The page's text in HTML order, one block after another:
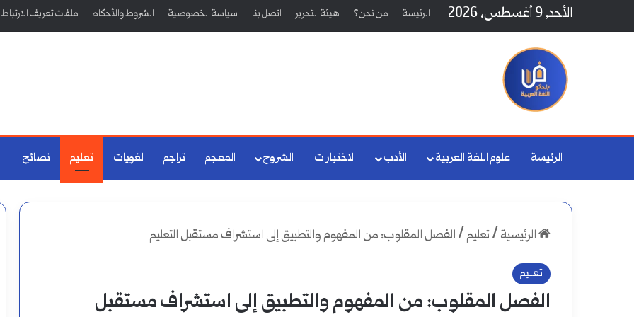
الأحد, 9 أغسطس، 2026 الرئيسة من نحن؟ هيئة التحرير اتصل بنا سياسة الخصوصية الشروط والأحكام ملفات تعريف الارتباط
الرئيسة علوم اللغة العربية الأدب الاختبارات الشروح المعجم تراجم لغويات تعليم نصائح
الرئيسية /تعليم /الفصل المقلوب: من المفهوم والتطبيق إلى استشراف مستقبل التعليم
تعليم
الفصل المقلوب: من المفهوم والتطبيق إلى استشراف مستقبل